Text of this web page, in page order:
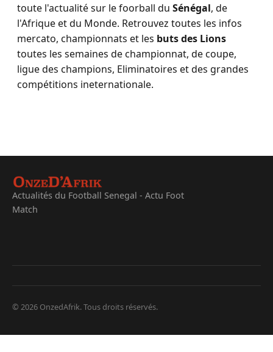
toute l'actualité sur le foorball du Sénégal, de
l'Afrique et du Monde. Retrouvez toutes les infos
mercato, championnats et les buts des Lions
toutes les semaines de championnat, de coupe,
ligue des champions, Eliminatoires et des grandes
compétitions ineternationale.
Actualités du Football Senegal - Actu Foot
Match
© 2026 OnzedAfrik. Tous droits réservés.